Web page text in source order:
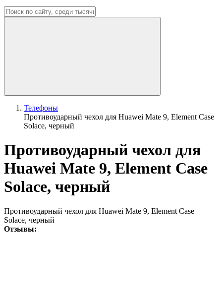
Телефоны
Противоударный чехол для Huawei Mate 9, Element Case
Solace, черный
Противоударный чехол для
Huawei Mate 9, Element Case
Solace, черный
Противоударный чехол для Huawei Mate 9, Element Case
Solace, черный
Отзывы: